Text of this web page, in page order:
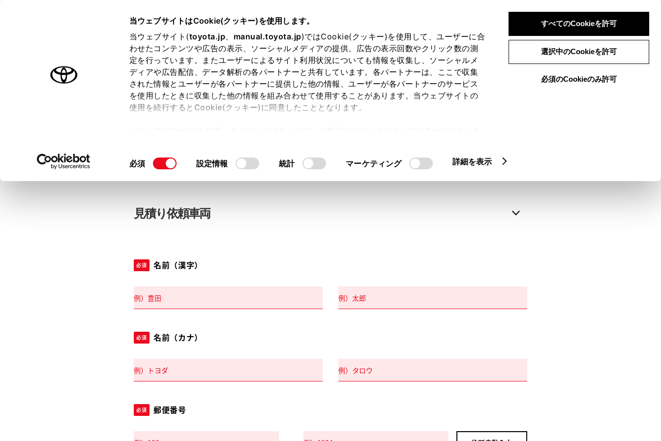
当ウェブサイトはCookie(クッキー)を使用します。
当ウェブサイト(toyota.jp、 manual.toyota.jp)ではCookie(クッキー)を使用して、ユーザーに合
わせたコンテンツや広告の表示、ソーシャルメディアの提供、広告の表示回数やクリック数の測
定を行っています。またユーザーによるサイト利用状況についても情報を収集し、ソーシャルメ
ディアや広告配信、データ解析の各パートナーと共有しています。各パートナーは、ここで収集
された情報とユーザーが各パートナーに提供した他の情報、ユーザーが各パートナーのサービス
を使用したときに収集した他の情報を組み合わせて使用することがあります。当ウェブサイトの
使用を続行するとCookie(クッキー)に同意したこととなります。
て」をご覧ください。
同
択
必須 設定情報 統計 マーケティング 詳細を表示
すべてのCookieを許可
選択中のCookieを許可
必須のCookieのみ許可
は必須です。中古車：見積り依頼
お客さま情報の入力 入力内容のご確認
ログインして自動入力
見積り依頼車両
必須 名前（漢字）
必須 名前（カナ）
必須 郵便番号